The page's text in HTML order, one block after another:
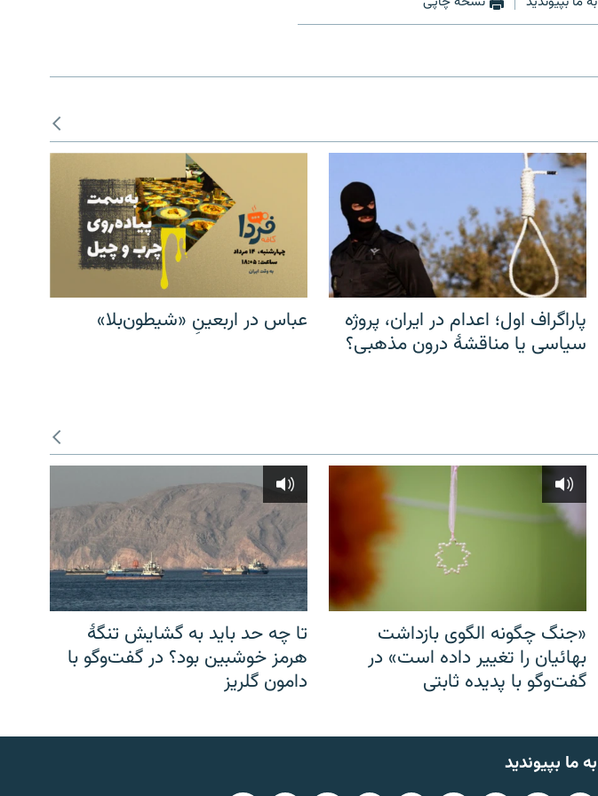
پاراگراف اول؛ اعدام در ایران، پروژه
سیاسی یا مناقشهٔ درون مذهبی؟
عباس در اربعینِ «شیطون‌بلا»
«جنگ چگونه الگوی بازداشت
بهائیان را تغییر داده است» در
گفت‌وگو با پدیده ثابتی
تا چه حد باید به گشایش تنگهٔ
هرمز خوشبین بود؟ در گفت‌وگو با
دامون گلریز
به ما بپیوندید